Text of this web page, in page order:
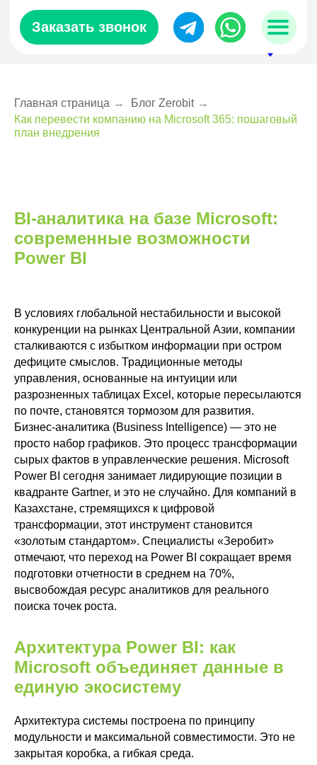
sales@zerobit.kz
Заказать звонок
Главная страница → Блог Zerobit →
Как перевести компанию на Microsoft 365: пошаговый
план внедрения
BI-аналитика на базе Microsoft:
современные возможности
Power BI
В условиях глобальной нестабильности и высокой
конкуренции на рынках Центральной Азии, компании
сталкиваются с избытком информации при остром
дефиците смыслов. Традиционные методы
управления, основанные на интуиции или
разрозненных таблицах Excel, которые пересылаются
по почте, становятся тормозом для развития.
Бизнес-аналитика (Business Intelligence) — это не
просто набор графиков. Это процесс трансформации
сырых фактов в управленческие решения. Microsoft
Power BI сегодня занимает лидирующие позиции в
квадранте Gartner, и это не случайно. Для компаний в
Казахстане, стремящихся к цифровой
трансформации, этот инструмент становится
«золотым стандартом». Специалисты «Зеробит»
отмечают, что переход на Power BI сокращает время
подготовки отчетности в среднем на 70%,
высвобождая ресурс аналитиков для реального
поиска точек роста.
Архитектура Power BI: как
Microsoft объединяет данные в
единую экосистему
Архитектура системы построена по принципу
модульности и максимальной совместимости. Это не
закрытая коробка, а гибкая среда.